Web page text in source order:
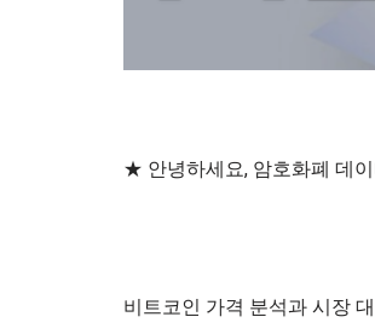
★ 안녕하세요, 암호화폐 데이
비트코인 가격 분석과 시장